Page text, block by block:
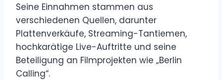
Seine Einnahmen stammen aus
verschiedenen Quellen, darunter
Plattenverkäufe, Streaming-Tantiemen,
hochkarätige Live-Auftritte und seine
Beteiligung an Filmprojekten wie „Berlin
Calling“.